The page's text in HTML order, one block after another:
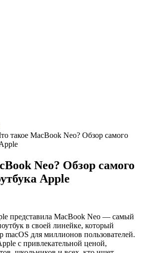
такое MacBook Neo? Обзор самого
Neo? Обзор самого
Apple
представила MacBook Neo — самый
в своей линейке, который
macOS для миллионов пользователей.
с привлекательной ценой,